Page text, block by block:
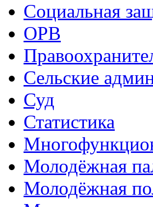
Социальная
ОРВ
Сельские
Суд
Статистика
Молодёжная
Молодёжная